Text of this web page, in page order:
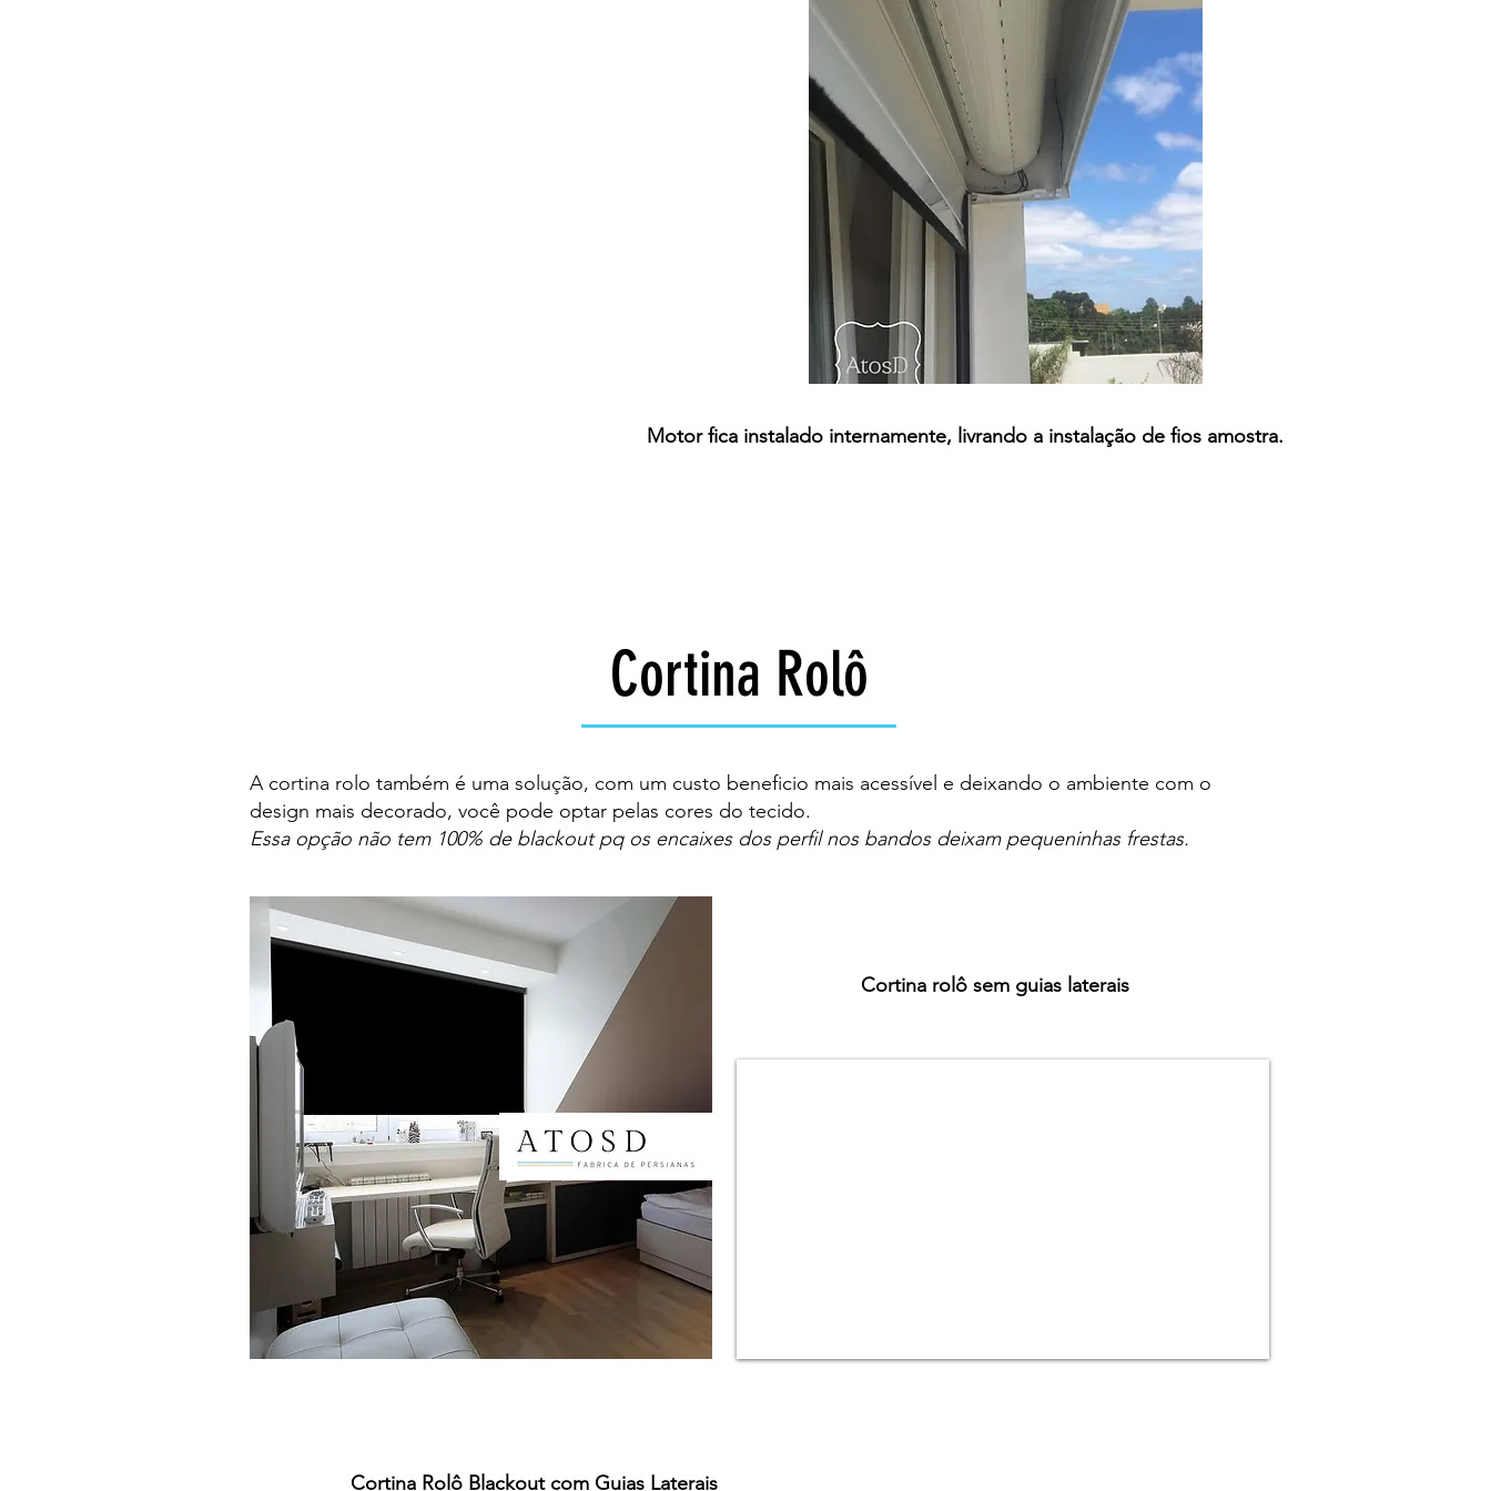
Motor fica instalado internamente, livrando a instalação de fios amostra.
Cortina Rolô
A cortina rolo também é uma solução, com um custo beneficio mais acessível e deixando o ambiente com o
design mais decorado, você pode optar pelas cores do tecido.
Essa opção não tem 100% de blackout pq os encaixes dos perfil nos bandos deixam pequeninhas frestas.
Cortina rolô sem guias laterais
Cortina Rolô Blackout com Guias Laterais